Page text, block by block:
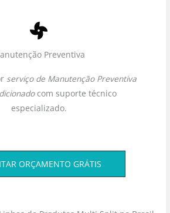
Preventiva
serviço de Manutenção Preventiva
com suporte técnico
especializado.
ORÇAMENTO GRÁTIS